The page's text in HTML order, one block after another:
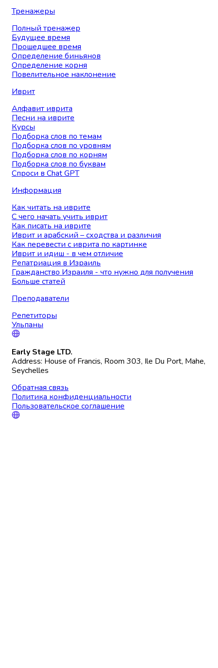
Тренажеры
Полный тренажер
Будущее время
Прошедшее время
Определение биньянов
Определение корня
Повелительное наклонение
Иврит
Алфавит иврита
Песни на иврите
Курсы
Подборка слов по темам
Подборка слов по уровням
Подборка слов по корням
Подборка слов по буквам
Спроси в Chat GPT
Информация
Как читать на иврите
С чего начать учить иврит
Как писать на иврите
Иврит и арабский – сходства и различия
Как перевести с иврита по картинке
Иврит и идиш - в чем отличие
Репатриация в Израиль
Гражданство Израиля - что нужно для получения
Больше статей
Преподаватели
Репетиторы
Ульпаны
Early Stage LTD.
Address: House of Francis, Room 303, Ile Du Port, Mahe,
Seychelles
Обратная связь
Политика конфиденциальности
Пользовательское соглашение